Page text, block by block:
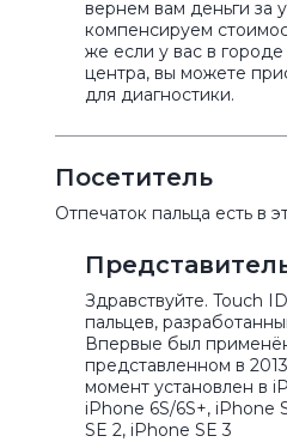
вернем вам деньги за
компенсируем
же если у вас в
центра, вы можете
для диагностики.
Посетитель
Отпечаток пальца есть в
Здравствуйте. Touch
пальцев,
Впервые был
представленном в
момент установлен в
iPhone 6S/6S+, iPhone
SE 2, iPhone SE 3